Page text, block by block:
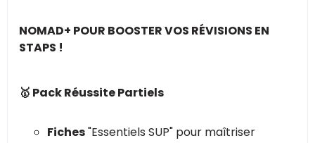
NOMAD+ POUR BOOSTER VOS RÉVISIONS EN
STAPS !
🥇 Pack Réussite Partiels
Fiches"Essentiels SUP" pour maîtriser